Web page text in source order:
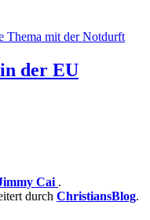
der EU
Cai .
durch ChristiansBlog.